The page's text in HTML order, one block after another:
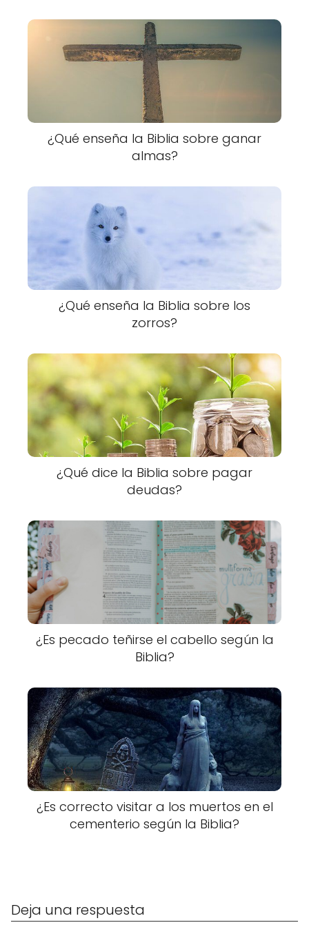
¿Qué enseña la Biblia sobre ganar
almas?
¿Qué enseña la Biblia sobre los
zorros?
¿Qué dice la Biblia sobre pagar
deudas?
¿Es pecado teñirse el cabello según la
Biblia?
¿Es correcto visitar a los muertos en el
cementerio según la Biblia?
Deja una respuesta